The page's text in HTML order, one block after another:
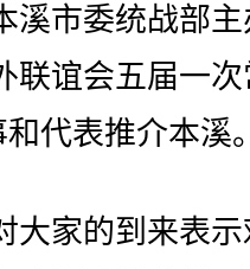
市委统战部主
联谊会五届一
代表推介本溪
家的到来表示